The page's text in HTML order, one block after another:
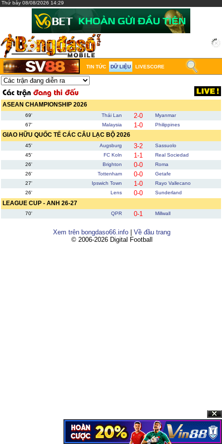
Thứ bảy 08/08/2026 14:29
TIN TỨC DỮ LIỆU LIVESCORE
ASEAN CHAMPIONSHIP 2026
69' Thái Lan 2-0
Myanmar
67'
Malaysia 1-0 Philippines
GIAO HỮU QUỐC TẾ CÁC CÂU LẠC BỘ 2026
45' Augsburg 3-2
Sassuolo
45'
FC Koln 1-1
Real Sociedad
26'
Brighton 0-0
Roma
26'
Tottenham 0-0
Getafe
27'
Ipswich Town 1-0
Rayo Vallecano
26'
Lens 0-0 Sunderland
LEAGUE CUP - ANH 26-27
70' QPR 0-1 Millwall
Xem trên bongdaso66.info
Về đầu trang
© 2006-2026 Digital Football